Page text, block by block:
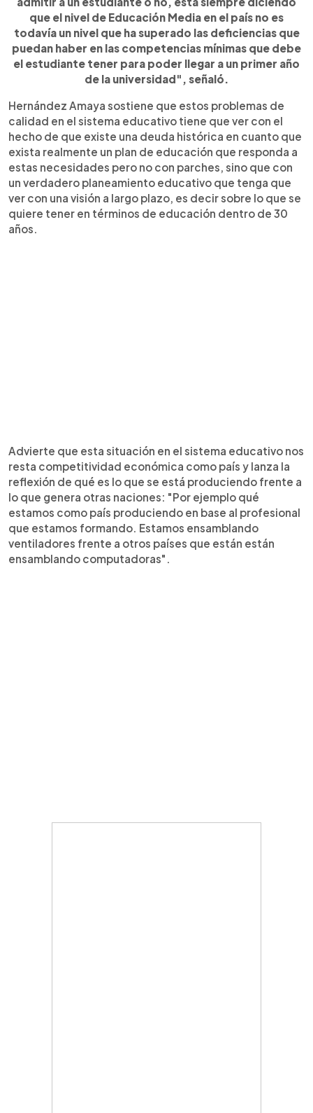
que el nivel de Educación Media en el país no es
todavía un nivel que ha superado las deficiencias que
puedan haber en las competencias mínimas que debe
el estudiante tener para poder llegar a un primer año
de la universidad", señaló.
Hernández Amaya sostiene que estos problemas de
calidad en el sistema educativo tiene que ver con el
hecho de que existe una deuda histórica en cuanto que
exista realmente un plan de educación que responda a
estas necesidades pero no con parches, sino que con
un verdadero planeamiento educativo que tenga que
ver con una visión a largo plazo, es decir sobre lo que se
quiere tener en términos de educación dentro de 30
años.
Advierte que esta situación en el sistema educativo nos
resta competitividad económica como país y lanza la
reflexión de qué es lo que se está produciendo frente a
lo que genera otras naciones: "Por ejemplo qué
estamos como país produciendo en base al profesional
que estamos formando. Estamos ensamblando
ventiladores frente a otros países que están están
ensamblando computadoras".